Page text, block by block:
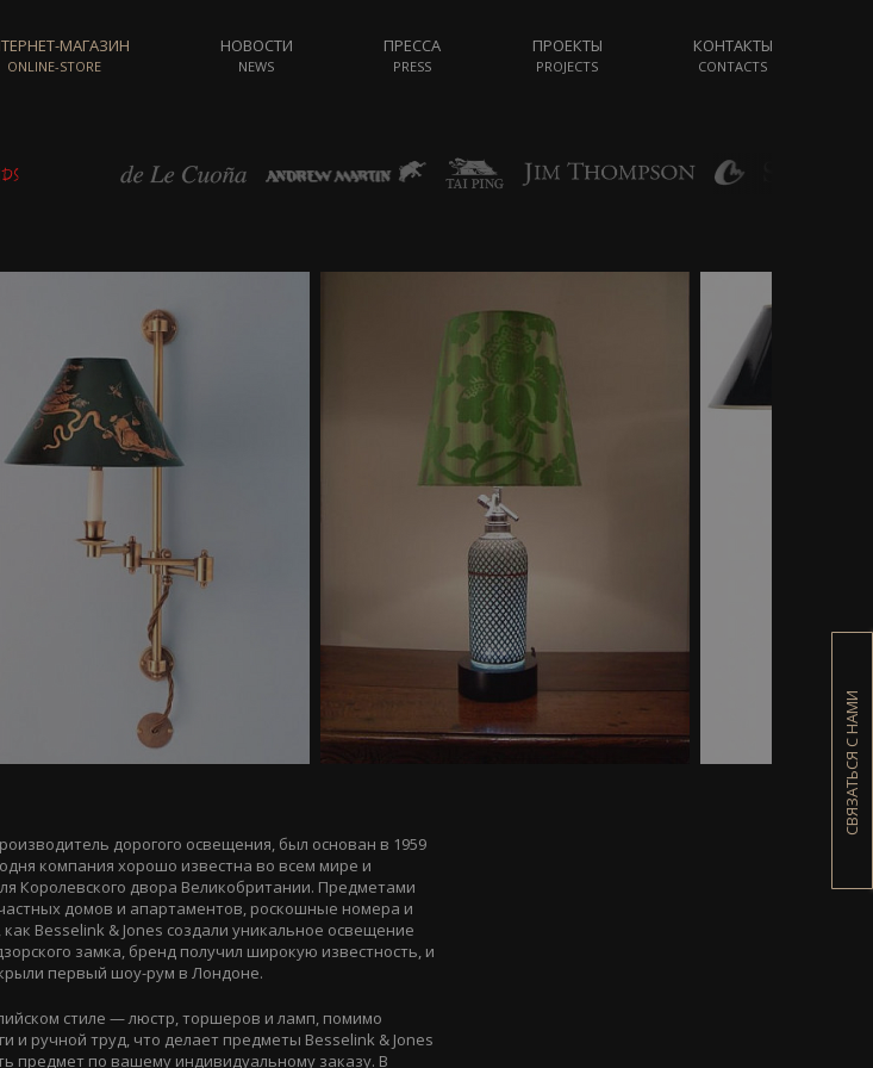
СВЯЗАТЬСЯ С НАМИ
МАГАЗИН
ONLINE-STORE
НОВОСТИ
NEWS
ПРЕССА
PRESS
ПРОЕКТЫ
PROJECTS
КОНТАКТЫ
CONTACTS
дорогого освещения, был основан в 1959
компания хорошо известна во всем мире и
Королевского двора Великобритании. Предметами
домов и апартаментов, роскошные номера и
Besselink & Jones создали уникальное освещение
замка, бренд получил широкую известность, и
первый шоу-рум в Лондоне.
стиле — люстр, торшеров и ламп, помимо
и ручной труд, что делает предметы Besselink & Jones
предмет по вашему индивидуальному заказу. В